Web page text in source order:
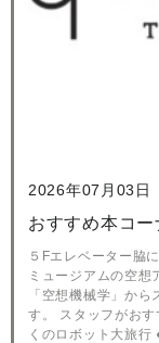
2026年07月03日
おすすめ本コー
５Fエレベーター脇
ミュージアムの空想
「空想機械学」か
す。 スタッフがお
くのロボット大旅